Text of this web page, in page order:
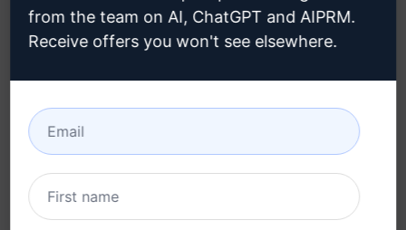
プライバシーポリシー
(en)
利用規定 (en)
利用規約 (en)
ブラウザ拡張機能用語
(en)
請求条件 (en)
インストール方法
from the team on AI, ChatGPT and AIPRM.
Receive offers you won't see elsewhere.